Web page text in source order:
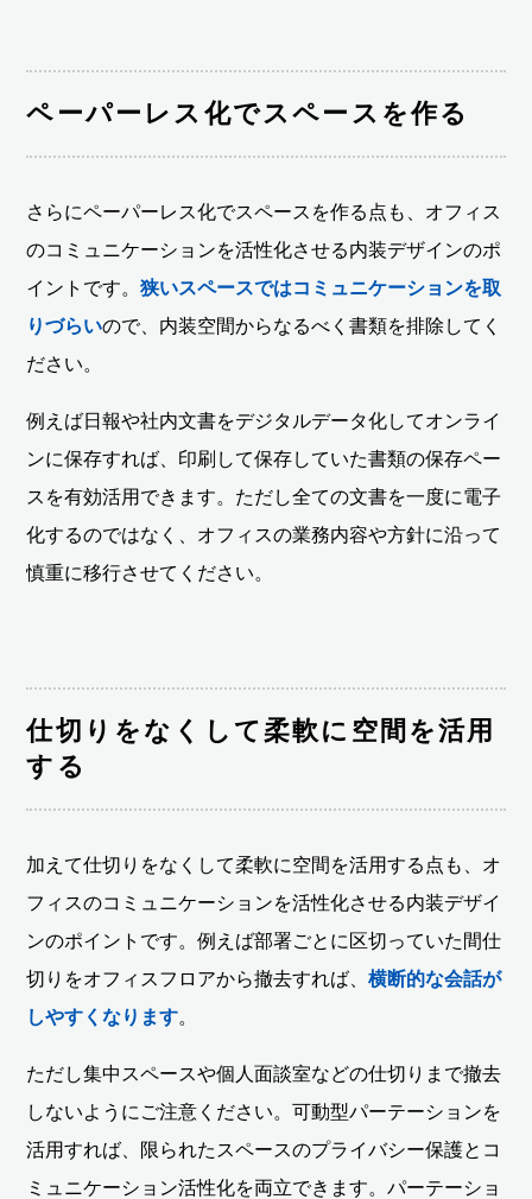
ペーパーレス化でスペースを作る
さらにペーパーレス化でスペースを作る点も、オフィス
のコミュニケーションを活性化させる内装デザインのポ
イントです。狭いスペースではコミュニケーションを取
りづらいので、内装空間からなるべく書類を排除してく
ださい。
例えば日報や社内文書をデジタルデータ化してオンライ
ンに保存すれば、印刷して保存していた書類の保存ペー
スを有効活用できます。ただし全ての文書を一度に電子
化するのではなく、オフィスの業務内容や方針に沿って
慎重に移行させてください。
仕切りをなくして柔軟に空間を活用
する
加えて仕切りをなくして柔軟に空間を活用する点も、オ
フィスのコミュニケーションを活性化させる内装デザイ
ンのポイントです。例えば部署ごとに区切っていた間仕
切りをオフィスフロアから撤去すれば、横断的な会話が
しやすくなります。
ただし集中スペースや個人面談室などの仕切りまで撤去
しないようにご注意ください。可動型パーテーションを
活用すれば、限られたスペースのプライバシー保護とコ
ミュニケーション活性化を両立できます。パーテーショ